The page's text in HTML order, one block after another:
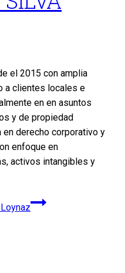
el 2015 con amplia
a clientes locales e
en en asuntos
y de propiedad
derecho corporativo y
enfoque en
activos intangibles y